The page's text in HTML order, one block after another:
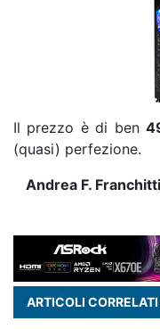
Il prezzo è di ben
(quasi) perfezione.
Andrea F.
ARTICOLI CORRELATI